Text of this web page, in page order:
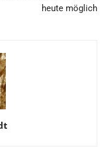
heute möglich